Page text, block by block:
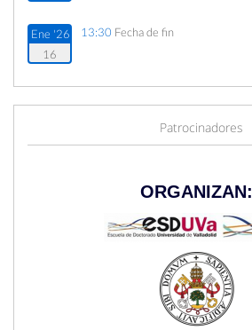
Ene '26
16
13:30 Fecha de fin
Patrocinadores
ORGANIZAN: